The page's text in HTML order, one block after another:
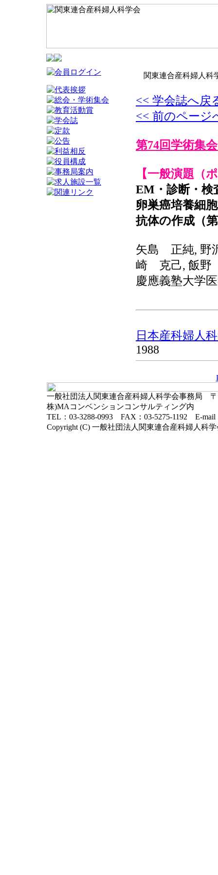
関東連合産科婦人科
<< 学会誌へ戻
<< 前のページ
第74回学術集会
【一般演題（
EM・診断・検
卵巣癌培養細
抗体の作成（
矢島 正純, 野
崎 克己, 飯
慶應義塾大学
日本産科婦人
1988
一般社団法人関東連合産科婦人科学会事務局 〒
株)MAコンベンションコンサルティング内
TEL：03-3288-0993 FAX：03-5275-1192 E-mail
Copyright (C) 一般社団法人関東連合産科婦人科